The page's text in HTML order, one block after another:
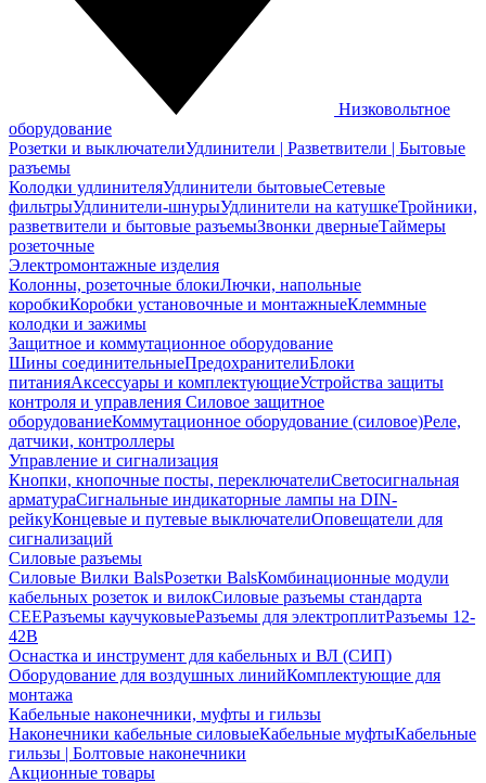
Низковольтное
оборудование
Розетки и выключателиУдлинители | Разветвители | Бытовые
разъемы
Колодки удлинителяУдлинители бытовыеСетевые
фильтрыУдлинители-шнурыУдлинители на катушкеТройники,
разветвители и бытовые разъемыЗвонки дверныеТаймеры
розеточные
Электромонтажные изделия
Колонны, розеточные блокиЛючки, напольные
коробкиКоробки установочные и монтажныеКлеммные
колодки и зажимы
Защитное и коммутационное оборудование
Шины соединительныеПредохранителиБлоки
питанияАксессуары и комплектующиеУстройства защиты
контроля и управления Силовое защитное
оборудованиеКоммутационное оборудование (силовое)Реле,
датчики, контроллеры
Управление и сигнализация
Кнопки, кнопочные посты, переключателиСветосигнальная
арматураСигнальные индикаторные лампы на DIN-
рейкуКонцевые и путевые выключателиОповещатели для
сигнализаций
Силовые разъемы
Силовые Вилки BalsРозетки BalsКомбинационные модули
кабельных розеток и вилокСиловые разъемы стандарта
CEEРазъемы каучуковыеРазъемы для электроплитРазъемы 12-
42В
Оснастка и инструмент для кабельных и ВЛ (СИП)
Оборудование для воздушных линийКомплектующие для
монтажа
Кабельные наконечники, муфты и гильзы
Наконечники кабельные силовыеКабельные муфтыКабельные
гильзы | Болтовые наконечники
Акционные товары